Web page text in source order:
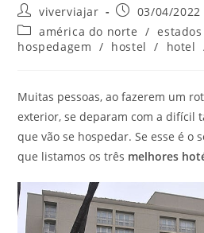
Autor
do
post:
viverviajar
Post
publicado:
03/04/2022
Categoria
do
américa do norte /
hospedagem / hostel / hotel
Muitas pessoas, ao fazerem um
exterior, se deparam com a difícil
que vão se hospedar. Se esse é o
que listamos os três melhores